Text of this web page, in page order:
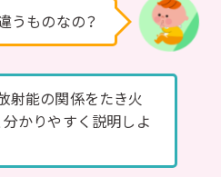
うものなの？
射能の関係をたき火
分かりやすく説明しよ